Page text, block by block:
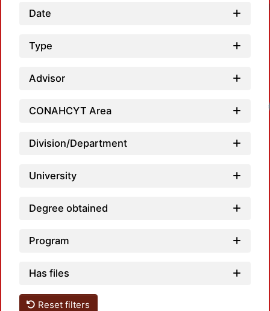
Date
Type
Advisor
CONAHCYT Area
Division/Department
University
Degree obtained
Program
Has files
Reset filters